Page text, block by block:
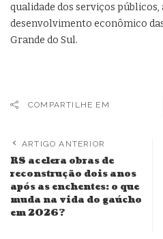
qualidade dos serviços públicos,
desenvolvimento econômico
Grande do Sul.
COMPARTILHE EM
ARTIGO ANTERIOR
RS acelera obras de
reconstrução dois anos
após as enchentes: o que
muda na vida do gaúcho
em 2026?